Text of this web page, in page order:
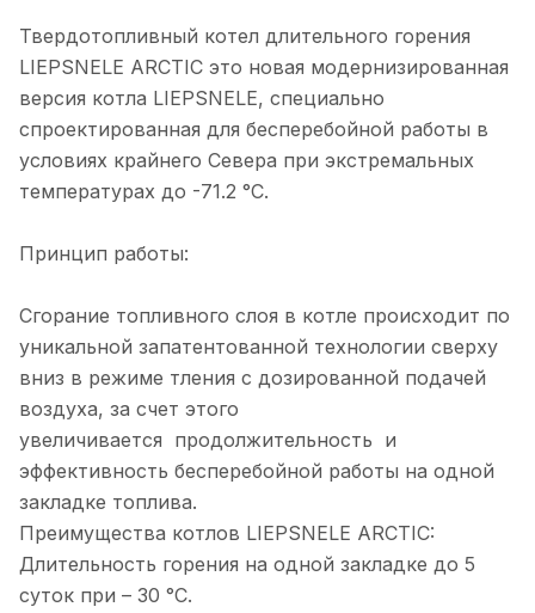
Твердотопливный котел длительного горения
LIEPSNELE ARCTIC это новая модернизированная
версия котла LIEPSNELE, специально
спроектированная для бесперебойной работы в
условиях крайнего Севера при экстремальных
температурах до -71.2 °C.
Принцип работы:
Сгорание топливного слоя в котле происходит по
уникальной запатентованной технологии сверху
вниз в режиме тления с дозированной подачей
воздуха, за счет этого
увеличивается продолжительность и
эффективность бесперебойной работы на одной
закладке топлива.
Преимущества котлов LIEPSNELE ARCTIC:
Длительность горения на одной закладке до 5
суток при – 30 °C.